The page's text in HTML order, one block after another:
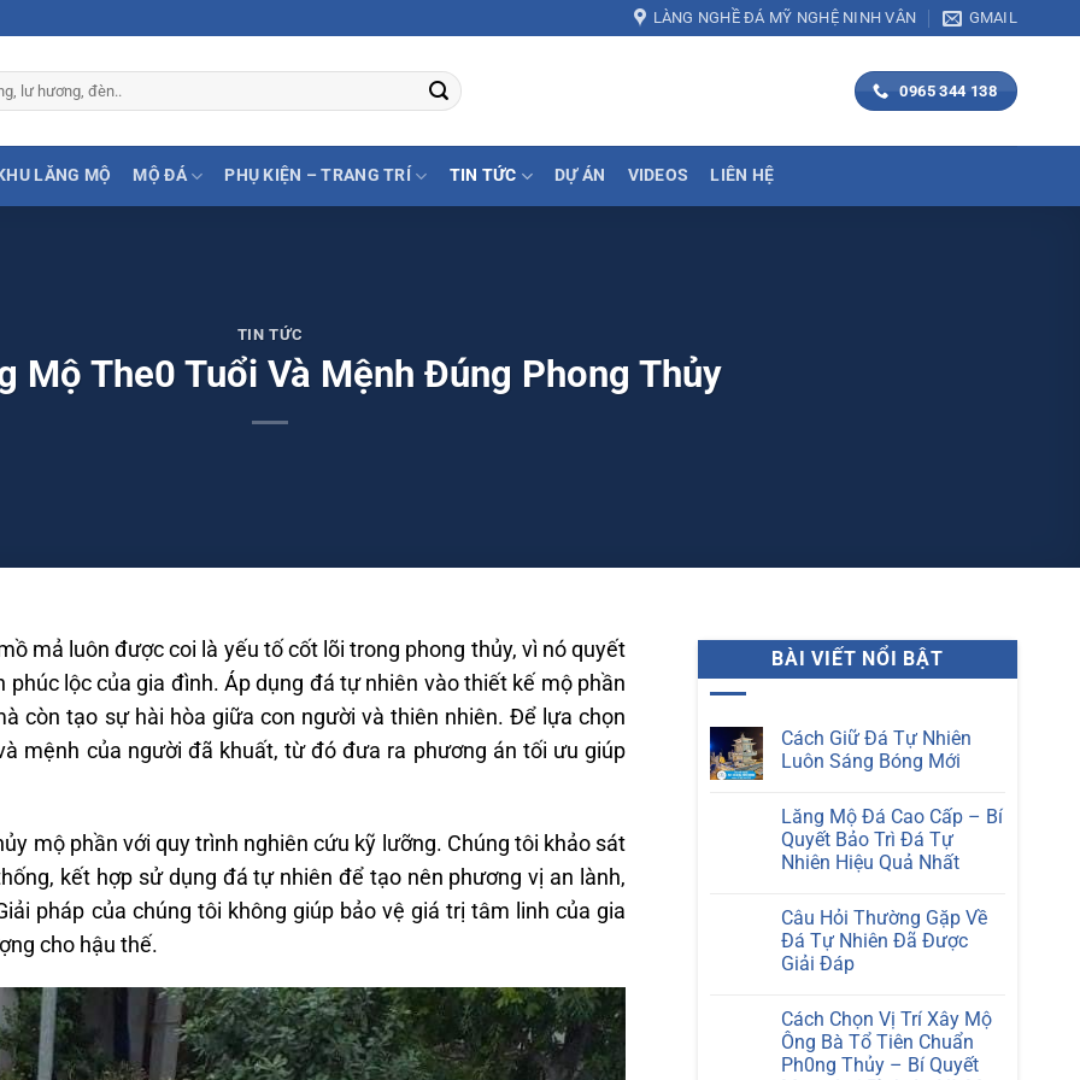
LÀNG NGHỀ ĐÁ MỸ NGHỆ NINH VÂN GMAIL
0965 344 138
LĂNG MỘ MỘ ĐÁ PHỤ KIỆN – TRANG TRÍ TIN TỨC DỰ ÁN VIDEOS LIÊN HỆ
TIN TỨC
Mộ The0 Tuổi Và Mệnh Đúng Phong Thủy
mả luôn được coi là yếu tố cốt lõi trong phong thủy, vì nó quyết
lộc của gia đình. Áp dụng đá tự nhiên vào thiết kế mộ phần
còn tạo sự hài hòa giữa con người và thiên nhiên. Để lựa chọn
mệnh của người đã khuất, từ đó đưa ra phương án tối ưu giúp
mộ phần với quy trình nghiên cứu kỹ lưỡng. Chúng tôi khảo sát
kết hợp sử dụng đá tự nhiên để tạo nên phương vị an lành,
pháp của chúng tôi không giúp bảo vệ giá trị tâm linh của gia
cho hậu thế.
BÀI VIẾT NỔI BẬT
Cách Giữ Đá Tự Nhiên
Luôn Sáng Bóng Mới
bình
luận
ở
Cách
Tự
Nhiên
Luôn
Sáng
Bóng
Lăng Mộ Đá Cao Cấp – Bí
Quyết Bảo Trì Đá Tự
Nhiên Hiệu Quả Nhất
bình
luận
ở
Lăng
Cao
Cấp
–
Bí
Quyết
Câu Hỏi Thường Gặp Về
Đá Tự Nhiên Đã Được
Giải Đáp
bình
luận
ở
Câu
Cách Chọn Vị Trí Xây Mộ
Ông Bà Tổ Tiên Chuẩn
Ph0ng Thủy – Bí Quyết